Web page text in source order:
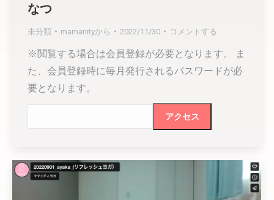
なつ
未分類 mamanityから 2022/11/30 コメントする
※閲覧する場合は会員登録が必要となります。 ま
た、会員登録時に毎月発行されるパスワードが必
要となります。